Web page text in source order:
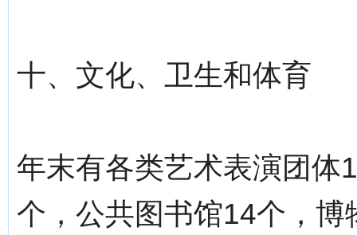
十、文化、卫生和体育
年末有各类艺术表演团体
个，公共图书馆14个，